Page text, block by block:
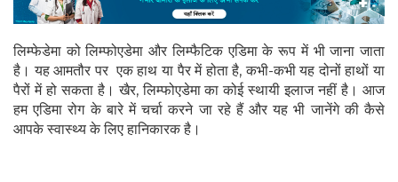
लिम्फेडेमा को लिम्फोएडेमा और लिम्फैटिक एडिमा के रूप में भी जाना जाता
है। यह आमतौर पर एक हाथ या पैर में होता है, कभी-कभी यह दोनों हाथों या
पैरों में हो सकता है। खैर, लिम्फोएडेमा का कोई स्थायी इलाज नहीं है। आज
हम एडिमा रोग के बारे में चर्चा करने जा रहे हैं और यह भी जानेंगे की कैसे
आपके स्वास्थ्य के लिए हानिकारक है।